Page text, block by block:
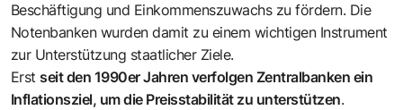
Beschäftigung und Einkommenszuwachs zu fördern. Die
Notenbanken wurden damit zu einem wichtigen Instrument
zur Unterstützung staatlicher Ziele.
Erst seit den 1990er Jahren verfolgen Zentralbanken ein
Inflationsziel, um die Preisstabilität zu unterstützen.